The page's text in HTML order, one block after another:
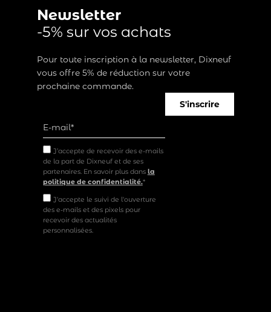
Newsletter
-5% sur vos achats
Pour toute inscription à la newsletter, Dixneuf
vous offre 5% de réduction sur votre
prochaine commande.
J’accepte de recevoir des e-mails
de la part de Dixneuf et de ses
partenaires. En savoir plus dans la
politique de confidentialité.*
J'accepte le suivi de l'ouverture
des e-mails et des pixels pour
recevoir des actualités
personnalisées.
S'inscrire